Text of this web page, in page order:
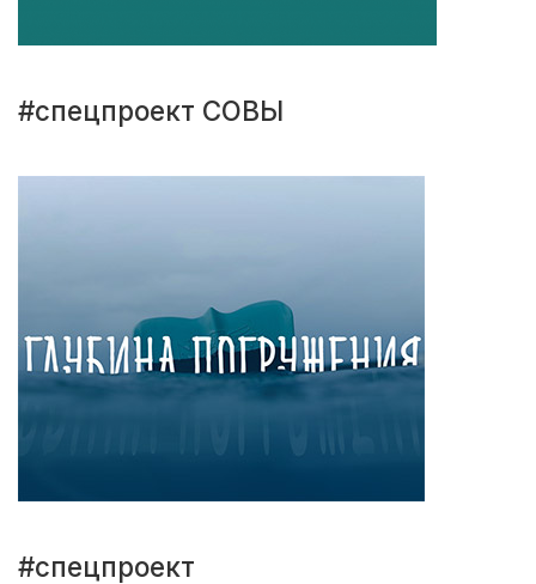
#спецпроект СОВЫ
#спецпроект